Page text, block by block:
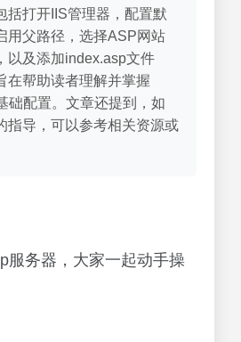
括打开IIS管理器，配置默
用父路径，选择ASP网站
以及添加index.asp文件
在帮助读者理解并掌握
础配置。文章还提到，如
指导，可以参考相关资源或
服务器，大家一起动手操